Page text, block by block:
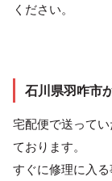
ください。
石川県羽咋市
宅配便で送って
ております。
すぐに修理に入